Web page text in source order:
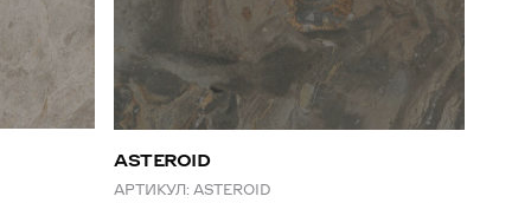
ASTEROID
АРТИКУЛ: ASTEROID